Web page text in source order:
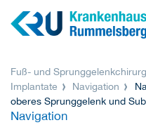
Fuß- und
Implantate
Navigation
oberes Sprunggelenk und
Navigation